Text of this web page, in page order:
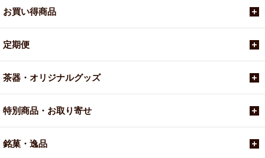
お買い得商品
定期便
茶器・オリジナルグッズ
特別商品・お取り寄せ
銘菓・逸品